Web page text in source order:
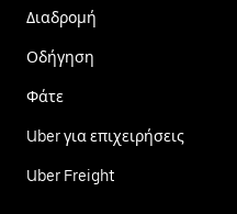
Διαδρομή
Οδήγηση
Φάτε
Uber για επιχειρήσεις
Uber Freight